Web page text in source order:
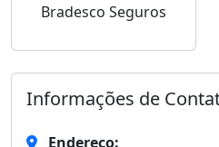
Bradesco Seguros
Informações de
Endereço: